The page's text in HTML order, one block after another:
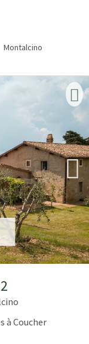
Montalcino
à Coucher